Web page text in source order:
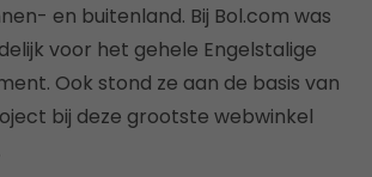
en buitenland. Bij Bol.com was
voor het gehele Engelstalige
Ook stond ze aan de basis van
bij deze grootste webwinkel